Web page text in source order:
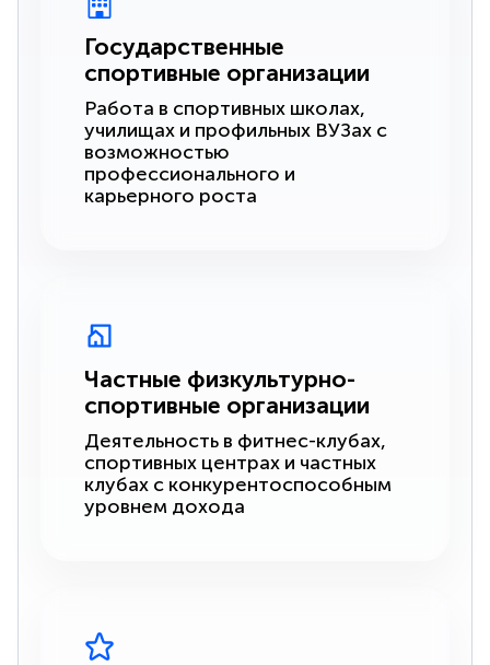
Государственные
спортивные организации
Работа в спортивных школах,
училищах и профильных ВУЗах с
возможностью
профессионального и
карьерного роста
Частные физкультурно-
спортивные организации
Деятельность в фитнес-клубах,
спортивных центрах и частных
клубах с конкурентоспособным
уровнем дохода